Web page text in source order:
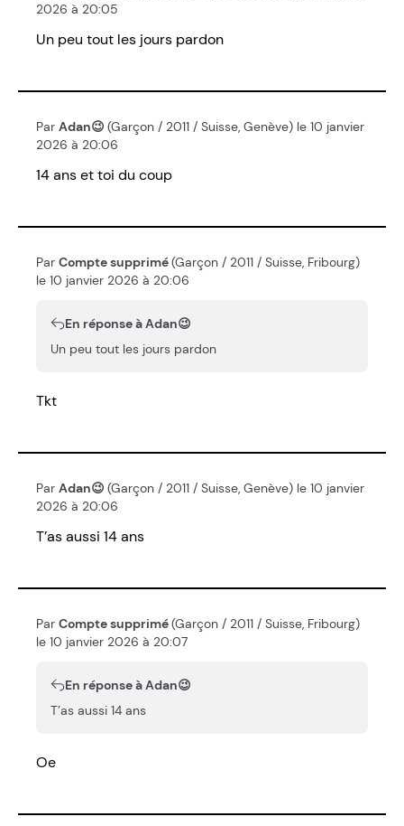
2026 à 20:05
Un peu tout les jours pardon
Par Adan😉 (Garçon / 2011 / Suisse, Genève) le 10 janvier
2026 à 20:06
14 ans et toi du coup
Par Compte supprimé(Garçon / 2011 / Suisse, Fribourg)
le 10 janvier 2026 à 20:06
En réponse à Adan😉
Un peu tout les jours pardon
Tkt
Par Adan😉 (Garçon / 2011 / Suisse, Genève) le 10 janvier
2026 à 20:06
T’as aussi 14 ans
Par Compte supprimé(Garçon / 2011 / Suisse, Fribourg)
le 10 janvier 2026 à 20:07
En réponse à Adan😉
T’as aussi 14 ans
Oe